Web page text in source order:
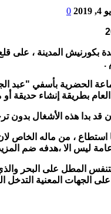
0
بكورنيش المدينة ، على
.
الحضرية بأسفي "عبد
العام بطريقة إنشاء حديقة
بدا هذه الأشغال
، من ماله الخاص
ليس الا ،هدفه ضم
المطل على البحر
الجهات المعنية التدخل